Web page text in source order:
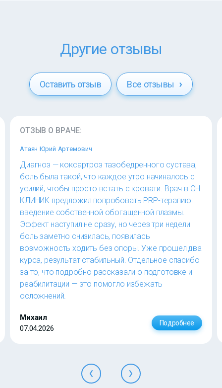
Другие отзывы
Оставить отзыв Все отзывы
ОТЗЫВ О ВРАЧЕ:
Атаян Юрий Артемович
Диагноз — коксартроз тазобедренного сустава,
боль была такой, что каждое утро начиналось с
усилий, чтобы просто встать с кровати. Врач в ОН
КЛИНИК предложил попробовать PRP-терапию:
введение собственной обогащенной плазмы.
Эффект наступил не сразу, но через три недели
боль заметно снизилась, появилась
возможность ходить без опоры. Уже прошел два
курса, результат стабильный. Отдельное спасибо
за то, что подробно рассказали о подготовке и
реабилитации — это помогло избежать
осложнений.
Михаил
07.04.2026
Подробнее